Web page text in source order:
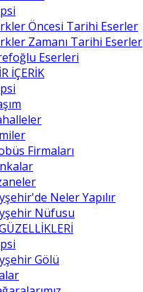
Öncesi Tarihi Eserler
Zamanı Tarihi Eserler
Eserleri
İÇERİK
Firmaları
Neler Yapılır
Nüfusu
Gölü